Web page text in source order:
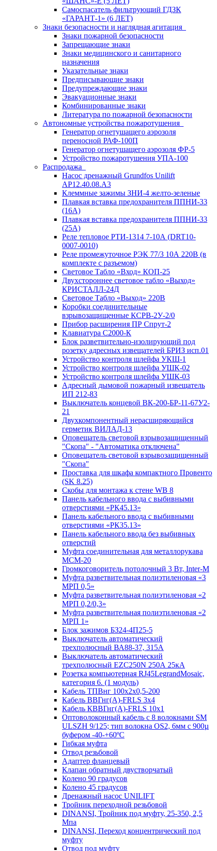
Самоспасатель фильтрующий ГДЗК
«ГАРАНТ-1» (6 ЛЕТ)
Знаки безопасности и наглядная агитация
Знаки пожарной безопасности
Запрещающие знаки
Знаки медицинского и санитарного
назначения
Указательные знаки
Предписывающие знаки
Предупреждающие знаки
Эвакуационные знаки
Комбинированные знаки
Литература по пожарной безопасности
Автономные устройства пожаротушения
Генератор огнетушащего аэрозоля
переносной РАФ-100П
Генератор огнетушащего аэрозоля ФР-5
Устройство пожаротушения УПА-100
Распродажа
Насос дренажный Grundfos Unilift
АP12.40.08.A3
Клеммные зажимы ЗНИ-4 желто-зеленые
Плавкая вставка предохранителя ППНИ-33
(16А)
Плавкая вставка предохранителя ППНИ-33
(25А)
Реле тепловое РТИ-1314 7-10А (DRT10-
0007-0010)
Реле промежуточное РЭК 77/3 10А 220В (в
комплекте с разъемом)
Световое Табло «Вход» КОП-25
Двухстороннее световое табло «Выход»
КРИСТАЛЛ-24Д
Световое Табло «Выход» 220В
Коробки соединительные
взрывозащищенные КСРВ-2У-2/0
Прибор расширения ПР Спрут-2
Клавиатура С2000-К
Блок разветвительно-изолирующий под
розетку адресных извещателей БРИЗ исп.01
Устройство контроля шлейфа УКШ-1
Устройство контроля шлейфа УШК-02
Устройство контроля шлейфа УШК-03
Адресный дымовой пожарный извещатель
ИП 212-83
Выключатель концевой ВК-200-БР-11-67У2-
21
Двухкомпонентный нерасширяющийся
герметик ВИЛАД-13
Оповещатель световой взрывозащищенный
"Скопа" - "Автоматика отключена"
Оповещатель световой взрывозащищенный
"Скопа"
Проставка для шкафа компактного Провенто
(SK 8.25)
Скобы для монтажа к стене WB 8
Панель кабельного ввода с выбивными
отверстиями «РК45.13»
Панель кабельного ввода с выбивными
отверстиями «РК35.13»
Панель кабельного ввода без выбивных
отверстий
Муфта соединительная для металлорукава
МСМ-20
Громкоговоритель потолочный 3 Вт, Inter-M
Муфта разветвительная полиэтиленовая «3
МРП 0,5»
Муфта разветвительная полиэтиленовая «2
МРП 0,2/0,3»
Муфта разветвительная полиэтиленовая «2
МРП 1»
Блок зажимов БЗ24-4П25-5
Выключатель автоматический
трехполюсный ВА88-37, 315А
Выключатель автоматический
трехполюсный EZC250N 250А 25кА
Розетка компьютерная RJ45LegrandMosaic,
категория 6. (1 модуль)
Кабель ТПВнг 100х2х0,5-200
Кабель ВВГнг(А)-FRLS 3х4
Кабель КВВГнг(А)-FRLS 10х1
Оптоволоконный кабель с 8 волокнами SM
ULSZH 9/125; тип волокна OS2, 6мм с 900µ
буфером -40-+60ºC
Гибкая муфта
Отвод резьбовой
Адаптер фланцевый
Клапан обратный двустворчатый
Колено 90 градусов
Колено 45 градусов
Дренажный насос UNILIFT
Тройник переходной резьбовой
DINANSI, Тройник под муфту, 25-350, 2,5
Мпа
DINANSI, Переход концентрический под
муфту
Отвод под муфту